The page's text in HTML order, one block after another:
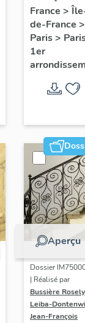
d'appui,
escalier
la
porte
cochère
(non
France >
de-France >
Paris>
1er
Aperçu
Dossier
| Réalisé par
Bussière
Leiba-
Jean-François